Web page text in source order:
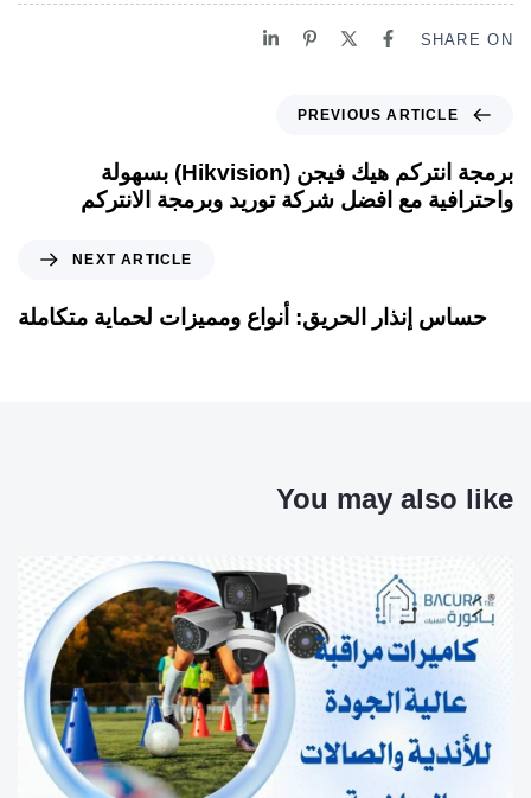
SHARE ON
PREVIOUS ARTICLE
برمجة انتركم هيك فيجن (Hikvision) بسهولة
واحترافية مع افضل شركة توريد وبرمجة الانتركم
NEXT ARTICLE
حساس إنذار الحريق: أنواع ومميزات لحماية متكاملة
You may also like